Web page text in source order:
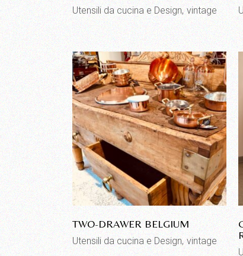
Utensili da cucina e Design vintage
TWO-DRAWER BELGIUM
Utensili da cucina e Design vintage